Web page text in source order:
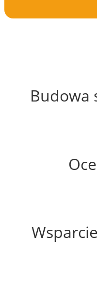
Budowa